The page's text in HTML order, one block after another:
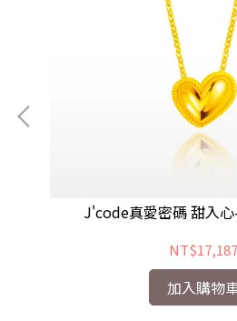
J'code真愛密碼 甜入
NT$17,187
加入購物